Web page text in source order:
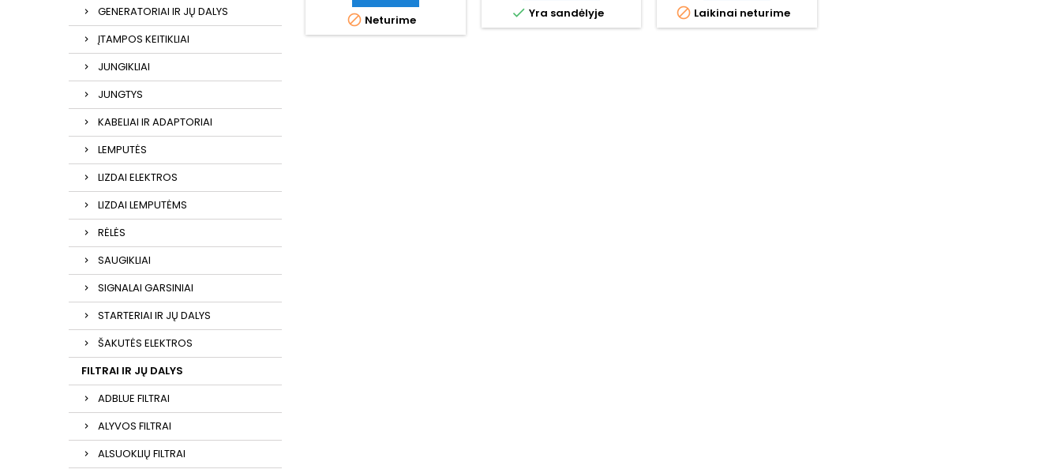
GENERATORIAI IR JŲ DALYS
ĮTAMPOS KEITIKLIAI
JUNGIKLIAI
JUNGTYS
KABELIAI IR ADAPTORIAI
LEMPUTĖS
LIZDAI ELEKTROS
LIZDAI LEMPUTĖMS
RĖLĖS
SAUGIKLIAI
SIGNALAI GARSINIAI
STARTERIAI IR JŲ DALYS
ŠAKUTĖS ELEKTROS
FILTRAI IR JŲ DALYS
ADBLUE FILTRAI
ALYVOS FILTRAI
ALSUOKLIŲ FILTRAI
 Neturime  Yra sandėlyje  Laikinai neturime